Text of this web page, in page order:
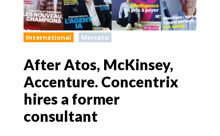
International Mercato
After Atos, McKinsey,
Accenture. Concentrix
hires a former
consultant